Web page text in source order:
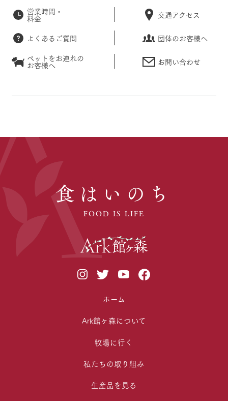
営業時間・
料金 交通アクセス
よくあるご質問
団体のお客様へ
ペットをお連れの
お客様へ お問い合わせ
食はいのち
FOOD IS LIFE
ホーム
Ark館ヶ森について
牧場に行く
私たちの取り組み
生産品を見る